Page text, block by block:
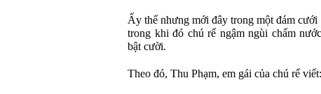
Ấy thế nhưng mới đây trong một đám
trong khi đó chú rể ngậm ngùi chấm
bật cười.
Theo đó, Thu Phạm, em gái của chú rể viết: